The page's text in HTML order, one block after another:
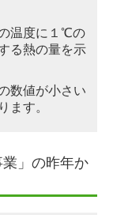
温度に１℃の
る熱の量を示
数値が小さい
ます。
」の昨年か